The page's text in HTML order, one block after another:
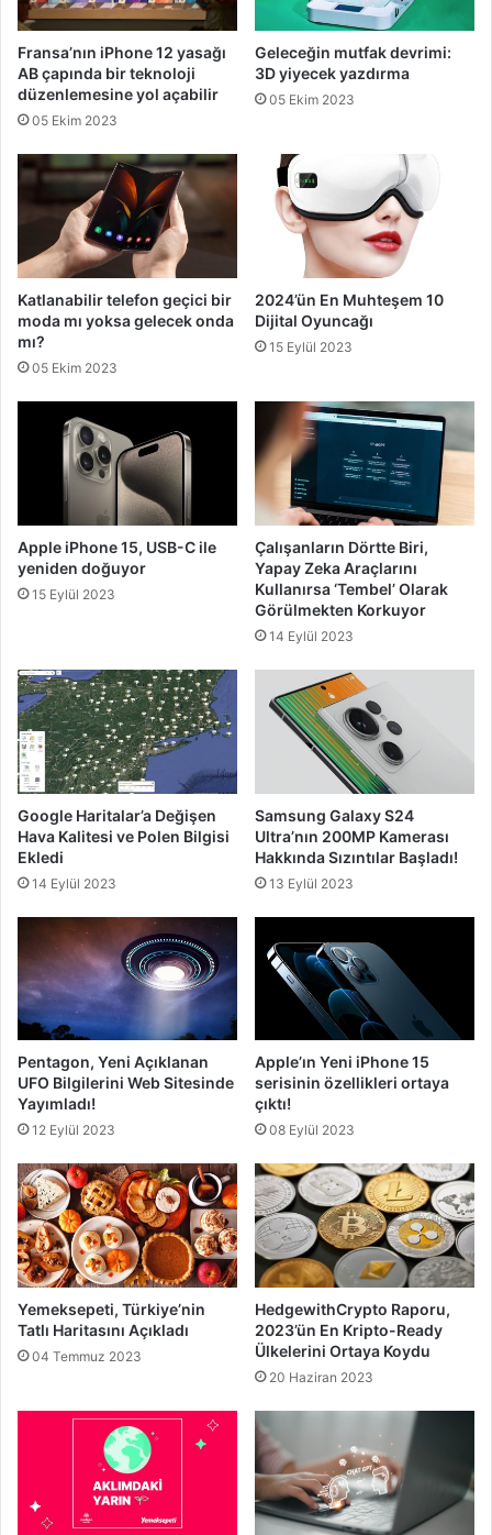
Fransa’nın iPhone 12 yasağı
AB çapında bir teknoloji
düzenlemesine yol açabilir
05 Ekim 2023
Geleceğin mutfak devrimi:
3D yiyecek yazdırma
05 Ekim 2023
Katlanabilir telefon geçici bir
moda mı yoksa gelecek onda
mı?
05 Ekim 2023
2024’ün En Muhteşem 10
Dijital Oyuncağı
15 Eylül 2023
Apple iPhone 15, USB-C ile
yeniden doğuyor
15 Eylül 2023
Çalışanların Dörtte Biri,
Yapay Zeka Araçlarını
Kullanırsa ‘Tembel’ Olarak
Görülmekten Korkuyor
14 Eylül 2023
Google Haritalar’a Değişen
Hava Kalitesi ve Polen Bilgisi
Ekledi
14 Eylül 2023
Samsung Galaxy S24
Ultra’nın 200MP Kamerası
Hakkında Sızıntılar Başladı!
13 Eylül 2023
Pentagon, Yeni Açıklanan
UFO Bilgilerini Web Sitesinde
Yayımladı!
12 Eylül 2023
Apple’ın Yeni iPhone 15
serisinin özellikleri ortaya
çıktı!
08 Eylül 2023
Yemeksepeti, Türkiye’nin
Tatlı Haritasını Açıkladı
04 Temmuz 2023
HedgewithCrypto Raporu,
2023’ün En Kripto-Ready
Ülkelerini Ortaya Koydu
20 Haziran 2023